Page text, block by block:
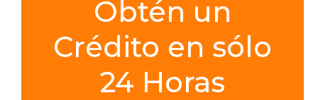
Obtén un
Crédito en sólo
24 Horas